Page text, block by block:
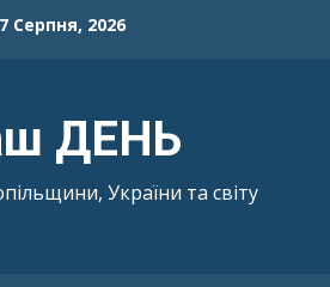
7 Серпня, 2026
ДЕНЬ
України та світу